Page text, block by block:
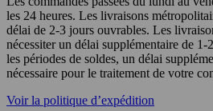
les 24 heures. Les livraisons
délai de 2-3 jours ouvrables. Les
nécessiter un délai supplémentaire de
les périodes de soldes, un délai
nécessaire pour le traitement de votre
Voir la politique d’expédition